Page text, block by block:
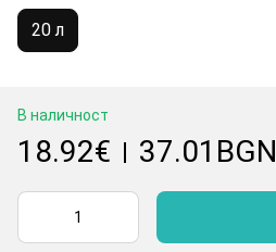
20 л
В наличност
18.92€ | 37.01BGN